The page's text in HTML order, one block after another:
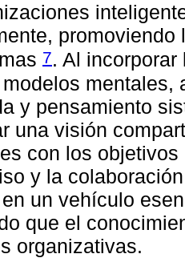
7. Al
mentales,
y pensamiento
una visión
con los
y la
un vehículo
que el
organizativas.